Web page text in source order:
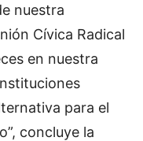
nuestra
Cívica Radical
en nuestra
para el
concluye la